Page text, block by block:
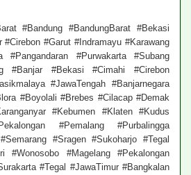
#Bandung #BandungBarat #Bekasi
#Cirebon #Garut #Indramayu #Karawang
#Pangandaran #Purwakarta #Subang
#Banjar #Bekasi #Cimahi #Cirebon
#JawaTengah #Banjarnegara
#Boyolali #Brebes #Cilacap #Demak
#Kebumen #Klaten #Kudus
#Pemalang #Purbalingga
#Sragen #Sukoharjo #Tegal
#Wonosobo #Magelang #Pekalongan
#Tegal #JawaTimur #Bangkalan